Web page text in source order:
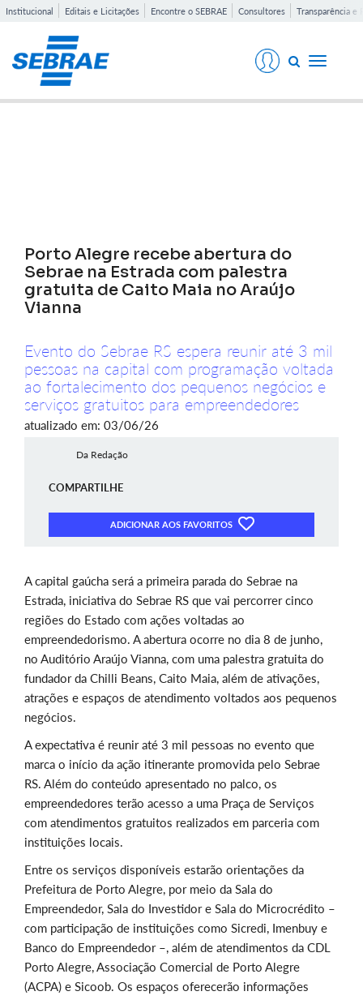
Institucional Editais e Licitações Encontre o SEBRAE Consultores Transparência e
Toggle
Porto Alegre recebe abertura do
Sebrae na Estrada com palestra
gratuita de Caito Maia no Araújo
Vianna
Evento do Sebrae RS espera reunir até 3 mil
pessoas na capital com programação voltada
ao fortalecimento dos pequenos negócios e
serviços gratuitos para empreendedores
atualizado em: 03/06/26
Da Redação
COMPARTILHE
ADICIONAR AOS FAVORITOS
A capital gaúcha será a primeira parada do Sebrae na
Estrada, iniciativa do Sebrae RS que vai percorrer cinco
regiões do Estado com ações voltadas ao
empreendedorismo. A abertura ocorre no dia 8 de junho,
no Auditório Araújo Vianna, com uma palestra gratuita do
fundador da Chilli Beans, Caito Maia, além de ativações,
atrações e espaços de atendimento voltados aos pequenos
negócios.
A expectativa é reunir até 3 mil pessoas no evento que
marca o início da ação itinerante promovida pelo Sebrae
RS. Além do conteúdo apresentado no palco, os
empreendedores terão acesso a uma Praça de Serviços
com atendimentos gratuitos realizados em parceria com
instituições locais.
Entre os serviços disponíveis estarão orientações da
Prefeitura de Porto Alegre, por meio da Sala do
Empreendedor, Sala do Investidor e Sala do Microcrédito –
com participação de instituições como Sicredi, Imenbuy e
Banco do Empreendedor –, além de atendimentos da CDL
Porto Alegre, Associação Comercial de Porto Alegre
(ACPA) e Sicoob. Os espaços oferecerão informações